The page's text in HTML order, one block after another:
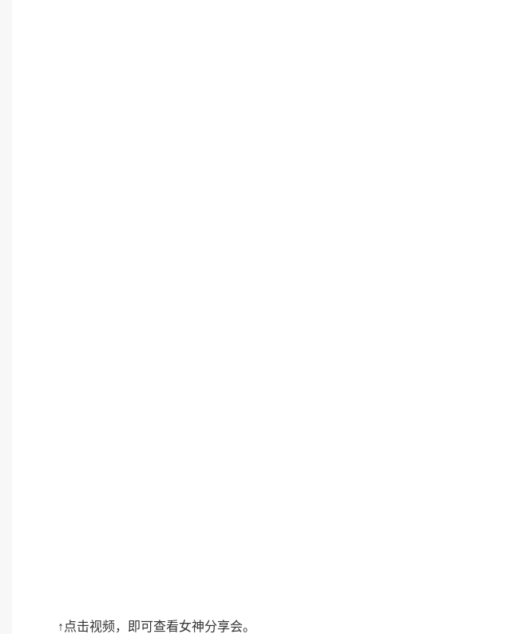
↑点击视频，即可查看女神分享会。